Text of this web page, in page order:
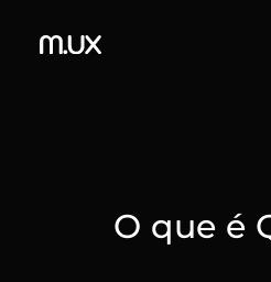
O que é